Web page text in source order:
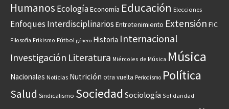
Humanos EcologíaEconomía Educación Elecciones
Enfoques Interdisciplinarios Entretenimiento Extensión FIC
Filosofía Frikismo Fútbol género Historia Internacional
Investigación Literatura Miércoles de Música Música
Nacionales Noticias Nutrición otra vuelta Periodismo Política
Salud Sindicalismo Sociedad Sociología Solidaridad